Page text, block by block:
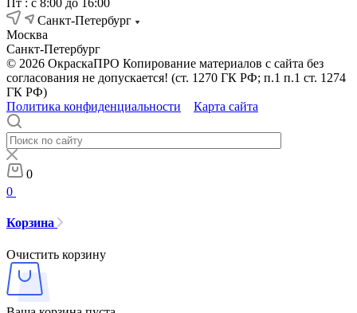
Пт : с 8:00 до 16:00
Санкт-Петербург
Москва
Санкт-Петербург
© 2026 ОкраскаПРО Копирование материалов с сайта без
согласования не допускается! (ст. 1270 ГК РФ; п.1 п.1 ст. 1274
ГК РФ)
Политика конфиденциальности
Карта сайта
0
0
Корзина
Очистить корзину